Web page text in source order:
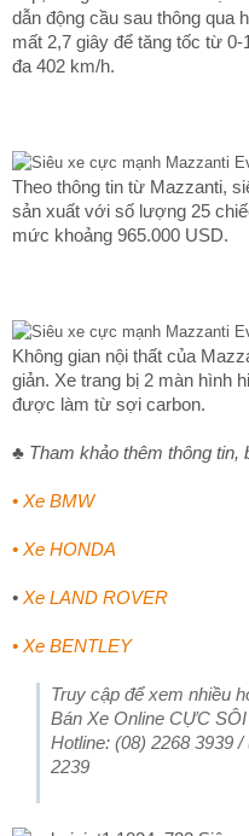
dẫn động cầu sau thông qua
mất 2,7 giây để tăng tốc từ
đa 402 km/h.
Theo thông tin từ Mazzanti,
sản xuất với số lượng 25
mức khoảng 965.000 USD.
Không gian nội thất của
giản. Xe trang bị 2 màn hình
được làm từ sợi carbon.
♣ Tham khảo thêm thông tin,
• Xe BMW
• Xe HONDA
• Xe LAND ROVER
• Xe BENTLEY
Truy cập để xem nhiều
Bán Xe Online CỰC
Hotline: (08) 2268 3939
2239